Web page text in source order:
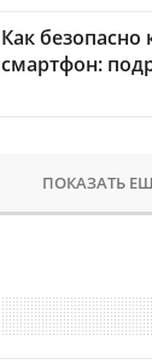
Как безопасно
смартфон:
ПОКАЗАТЬ